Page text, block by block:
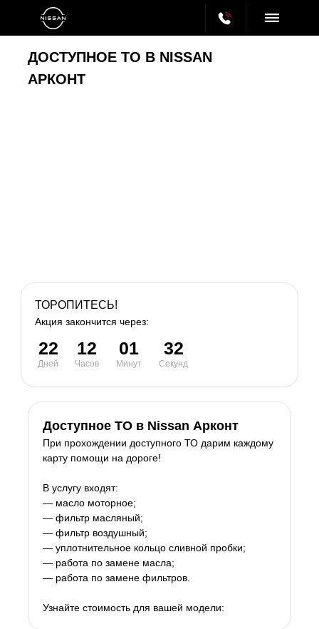
ДОСТУПНОЕ ТО В NISSAN
АРКОНТ
ТОРОПИТЕСЬ!
Акция закончится через:
Дней
22
Часов
12
Минут
01
Секунд
32
Доступное ТО в Nissan Арконт
При прохождении доступного ТО дарим каждому
карту помощи на дороге!
В услугу входят:
— масло моторное;
— фильтр масляный;
— фильтр воздушный;
— уплотнительное кольцо сливной пробки;
— работа по замене масла;
— работа по замене фильтров.
Узнайте стоимость для вашей модели: